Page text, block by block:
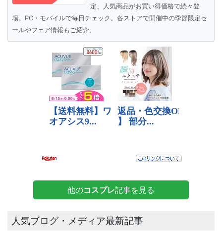
定、人気商品がお買い得価格で続々登
場。PC・モバイルで毎日チェック。各ストアで開催中の季節限定セ
ールやフェア情報もご紹介。
他のコスプレ記事を見る
人気ブログ・メディア最新記事